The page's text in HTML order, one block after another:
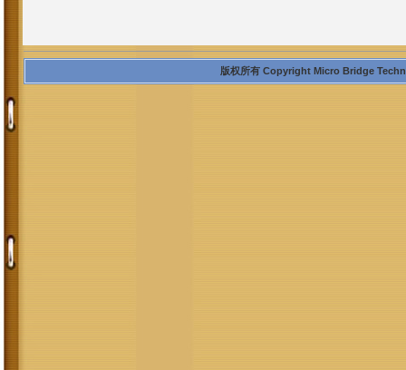
版权所有 Copyright Micro Bridge